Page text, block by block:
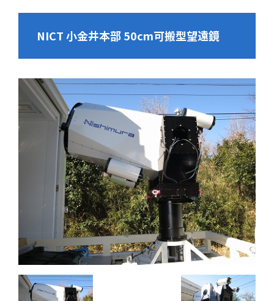
NICT 小金井本部 50cm可搬型望遠鏡